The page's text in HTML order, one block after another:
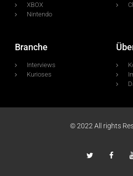
XBOX
Nintendo
Branche
Interviews
Kurioses
© 2022 All rights